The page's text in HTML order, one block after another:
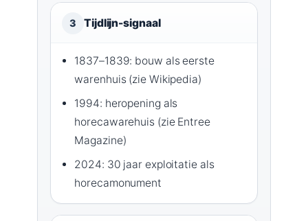
3 Tijdlijn-signaal
1837–1839: bouw als eerste
warenhuis (zie Wikipedia)
1994: heropening als
horecawarehuis (zie Entree
Magazine)
2024: 30 jaar exploitatie als
horecamonument